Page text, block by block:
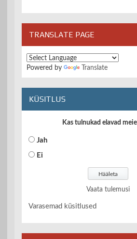
TRANSLATE PAGE
Powered by Translate
KÜSITLUS
Kas tulnukad elavad meie
Jah
Ei
Vaata tulemusi
Varasemad küsitlused